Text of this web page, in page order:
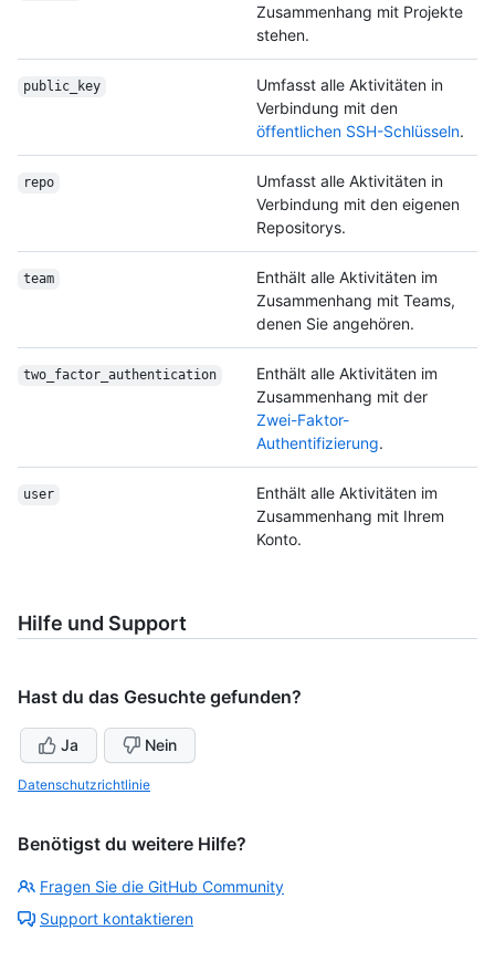
Zusammenhang mit Projekte
stehen.
public_key
Umfasst alle Aktivitäten in
Verbindung mit den
öffentlichen SSH-Schlüsseln.
repo
Umfasst alle Aktivitäten in
Verbindung mit den eigenen
Repositorys.
team
Enthält alle Aktivitäten im
Zusammenhang mit Teams,
denen Sie angehören.
two_factor_authentication
Enthält alle Aktivitäten im
Zusammenhang mit der
Zwei-Faktor-
Authentifizierung.
user
Enthält alle Aktivitäten im
Zusammenhang mit Ihrem
Konto.
Hilfe und Support
Hast du das Gesuchte gefunden?
Ja Nein
Datenschutzrichtlinie
Benötigst du weitere Hilfe?
Fragen Sie die GitHub Community
Support kontaktieren